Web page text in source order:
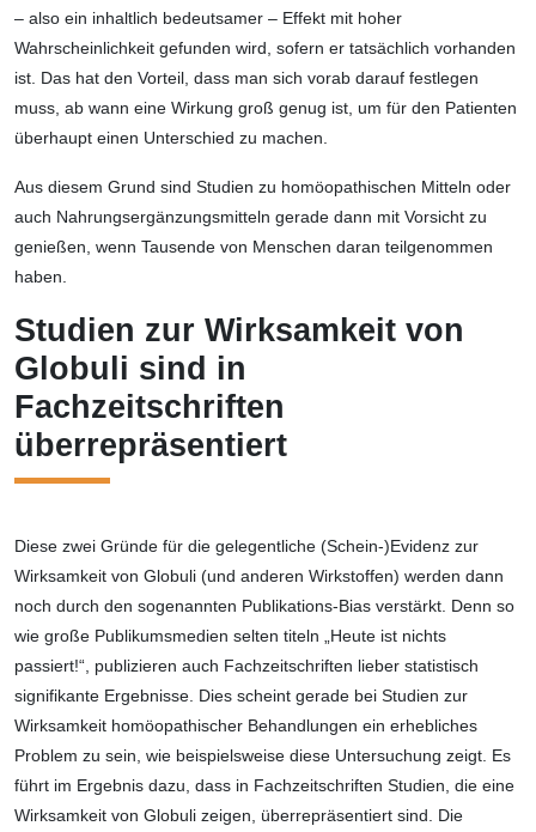
– also ein inhaltlich bedeutsamer – Effekt mit hoher
Wahrscheinlichkeit gefunden wird, sofern er tatsächlich vorhanden
ist. Das hat den Vorteil, dass man sich vorab darauf festlegen
muss, ab wann eine Wirkung groß genug ist, um für den Patienten
überhaupt einen Unterschied zu machen.
Aus diesem Grund sind Studien zu homöopathischen Mitteln oder
auch Nahrungsergänzungsmitteln gerade dann mit Vorsicht zu
genießen, wenn Tausende von Menschen daran teilgenommen
haben.
Studien zur Wirksamkeit von
Globuli sind in
Fachzeitschriften
überrepräsentiert
Diese zwei Gründe für die gelegentliche (Schein-)Evidenz zur
Wirksamkeit von Globuli (und anderen Wirkstoffen) werden dann
noch durch den sogenannten Publikations-Bias verstärkt. Denn so
wie große Publikumsmedien selten titeln „Heute ist nichts
passiert!“, publizieren auch Fachzeitschriften lieber statistisch
signifikante Ergebnisse. Dies scheint gerade bei Studien zur
Wirksamkeit homöopathischer Behandlungen ein erhebliches
Problem zu sein, wie beispielsweise diese Untersuchung zeigt. Es
führt im Ergebnis dazu, dass in Fachzeitschriften Studien, die eine
Wirksamkeit von Globuli zeigen, überrepräsentiert sind. Die